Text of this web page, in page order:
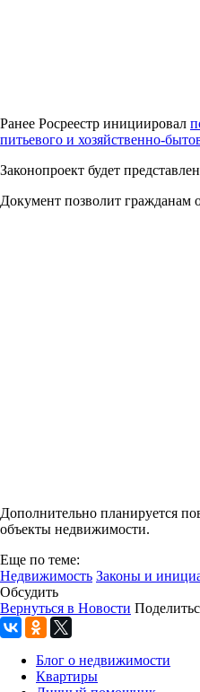
Ранее Росреестр инициировал
питьевого и хозяйственно-
Законопроект будет
Документ позволит гражданам
Дополнительно планируется
объекты недвижимости.
Еще по теме:
Недвижимость Законы и
Обсудить
Вернуться в Новости
Блог о недвижимости
Квартиры